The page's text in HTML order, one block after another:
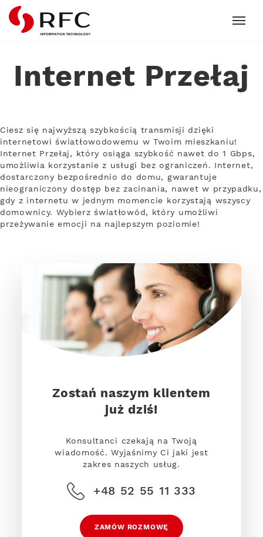
RFC
Internet Przełaj
Ciesz się najwyższą szybkością transmisji dzięki
internetowi światłowodowemu w Twoim mieszkaniu!
Internet Przełaj, który osiąga szybkość nawet do 1 Gbps,
umożliwia korzystanie z usługi bez ograniczeń. Internet,
dostarczony bezpośrednio do domu, gwarantuje
nieograniczony dostęp bez zacinania, nawet w przypadku,
gdy z internetu w jednym momencie korzystają wszyscy
domownicy. Wybierz światłowód, który umożliwi
przeżywanie emocji na najlepszym poziomie!
Zostań naszym klientem
już dziś!
Konsultanci czekają na Twoją
wiadomość. Wyjaśnimy Ci jaki jest
zakres naszych usług.
+48 52 55 11 333
ZAMÓW ROZMOWĘ